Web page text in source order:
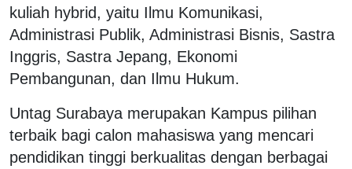
kuliah hybrid, yaitu Ilmu Komunikasi,
Administrasi Publik, Administrasi Bisnis, Sastra
Inggris, Sastra Jepang, Ekonomi
Pembangunan, dan Ilmu Hukum.
Untag Surabaya merupakan Kampus pilihan
terbaik bagi calon mahasiswa yang mencari
pendidikan tinggi berkualitas dengan berbagai